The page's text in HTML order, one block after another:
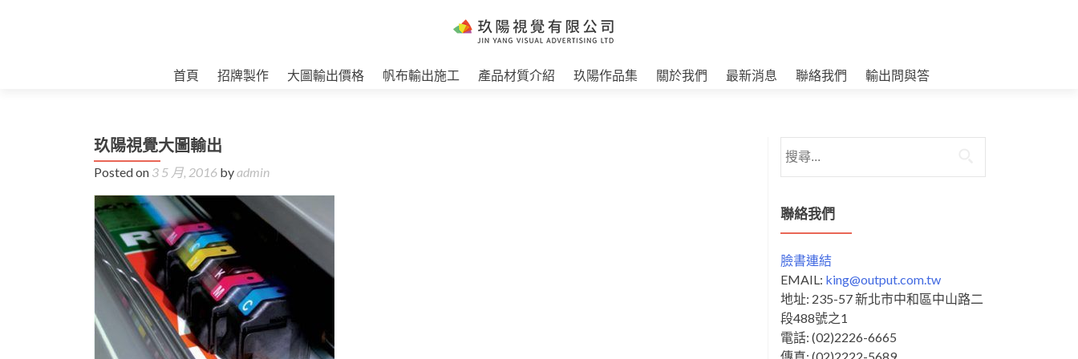
首頁 招牌製作 大圖輸出價格 帆布輸出施工 產品材質介紹 玖陽作品集 關於我們 最新消息 聯絡我們 輸出問與答
玖陽視覺大圖輸出
Posted on 3 5 月, 2016 byadmin
尋
鍵
字:
聯絡我們
臉書連結
EMAIL: king@output.com.tw
地址: 235-57 新北市中和區中山路二
段488號之1
電話: (02)2226-6665